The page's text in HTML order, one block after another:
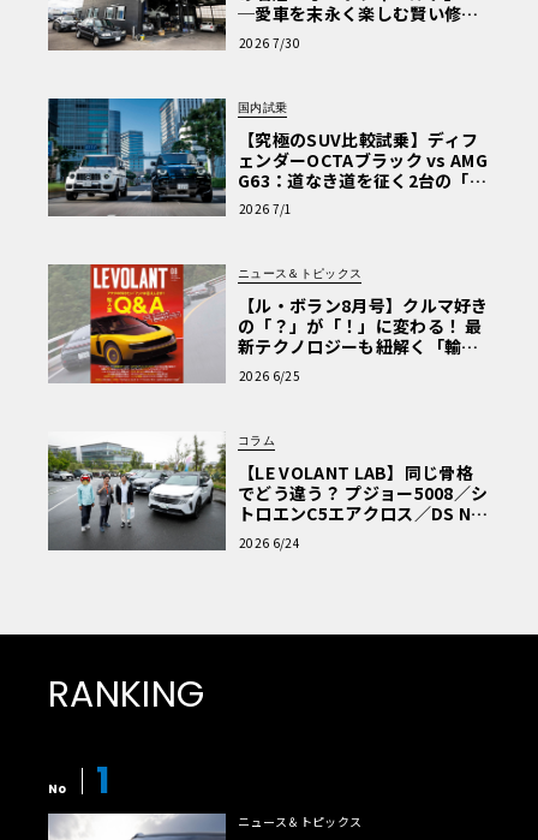
─愛車を末永く楽しむ賢い修理
術と、プロがフックス製オイル
を選ぶ理由〈PR〉
2026 7/30
国内試乗
【究極のSUV比較試乗】ディフ
ェンダーOCTAブラック vs AMG
G63：道なき道を征く2台の「対
極的アプローチ」
2026 7/1
ニュース＆トピックス
【ル・ボラン8月号】クルマ好き
の「？」が「！」に変わる！ 最
新テクノロジーも紐解く「輸入
車Q&A」
2026 6/25
コラム
【LE VOLANT LAB】同じ骨格
でどう違う？ プジョー5008／シ
トロエンC5エアクロス／DS Nº4
読者一気乗りレポート
2026 6/24
RANKING
No 1
ニュース＆トピックス